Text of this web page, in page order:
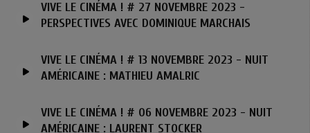
VIVE LE CINÉMA ! # 27 NOVEMBRE 2023 -
PERSPECTIVES AVEC DOMINIQUE MARCHAIS
VIVE LE CINÉMA ! # 13 NOVEMBRE 2023 - NUIT
AMÉRICAINE : MATHIEU AMALRIC
VIVE LE CINÉMA ! # 06 NOVEMBRE 2023 - NUIT
AMÉRICAINE : LAURENT STOCKER